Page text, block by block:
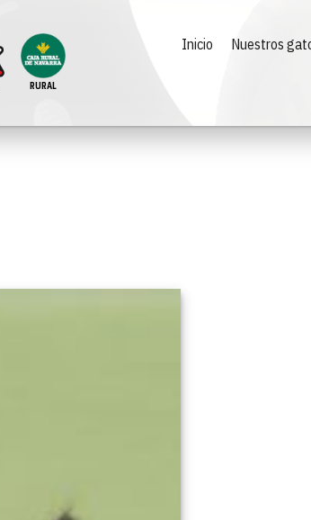
RURAL
Inicio Nuestros